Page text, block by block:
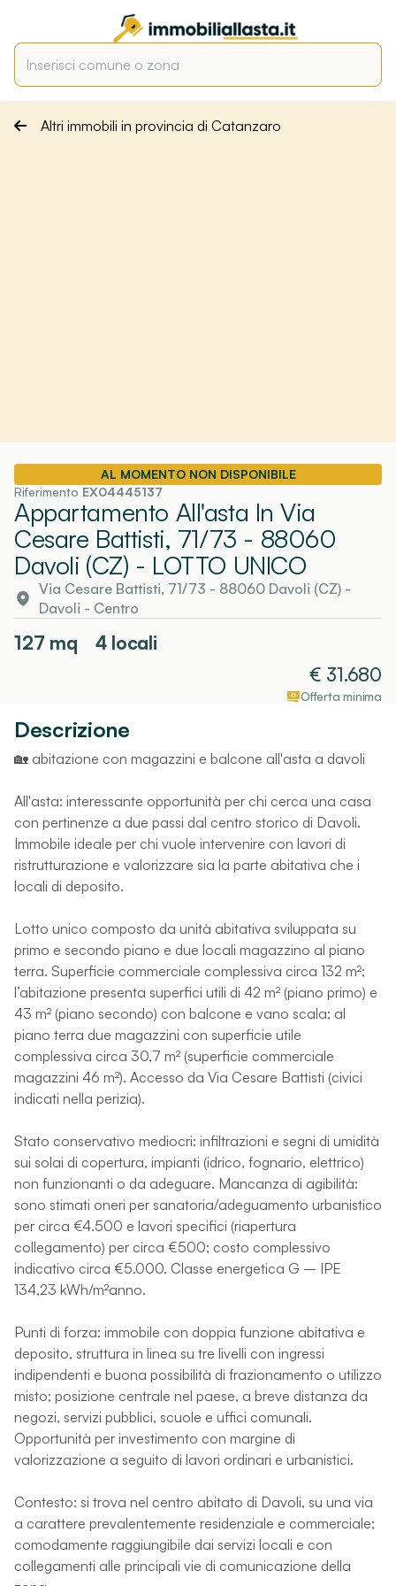
Altri immobili in provincia di Catanzaro
AL MOMENTO NON DISPONIBILE
Riferimento EX04445137
Appartamento All'asta In Via
Cesare Battisti, 71/73 - 88060
Davoli (CZ) - LOTTO UNICO
Via Cesare Battisti, 71/73 - 88060 Davoli (CZ)-
Davoli - Centro
127 mq
4 locali
€ 31.680
Offerta minima
Descrizione
🏡 abitazione con magazzini e balcone all'asta a davoli
All'asta: interessante opportunità per chi cerca una casa
con pertinenze a due passi dal centro storico di Davoli.
Immobile ideale per chi vuole intervenire con lavori di
ristrutturazione e valorizzare sia la parte abitativa che i
locali di deposito.
Lotto unico composto da unità abitativa sviluppata su
primo e secondo piano e due locali magazzino al piano
terra. Superficie commerciale complessiva circa 132 m²;
l’abitazione presenta superfici utili di 42 m² (piano primo) e
43 m² (piano secondo) con balcone e vano scala; al
piano terra due magazzini con superficie utile
complessiva circa 30,7 m² (superficie commerciale
magazzini 46 m²). Accesso da Via Cesare Battisti (civici
indicati nella perizia).
Stato conservativo mediocri: infiltrazioni e segni di umidità
sui solai di copertura, impianti (idrico, fognario, elettrico)
non funzionanti o da adeguare. Mancanza di agibilità:
sono stimati oneri per sanatoria/adeguamento urbanistico
per circa €4.500 e lavori specifici (riapertura
collegamento) per circa €500; costo complessivo
indicativo circa €5.000. Classe energetica G – IPE
134,23 kWh/m²anno.
Punti di forza: immobile con doppia funzione abitativa e
deposito, struttura in linea su tre livelli con ingressi
indipendenti e buona possibilità di frazionamento o utilizzo
misto; posizione centrale nel paese, a breve distanza da
negozi, servizi pubblici, scuole e uffici comunali.
Opportunità per investimento con margine di
valorizzazione a seguito di lavori ordinari e urbanistici.
Contesto: si trova nel centro abitato di Davoli, su una via
a carattere prevalentemente residenziale e commerciale;
comodamente raggiungibile dai servizi locali e con
collegamenti alle principali vie di comunicazione della